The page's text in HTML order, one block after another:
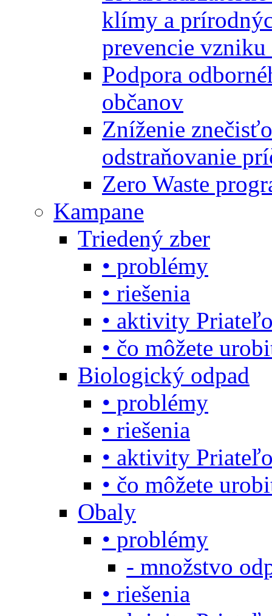
klímy a
prevencie vzniku
Podpora
občanov
Zníženie
odstraňovanie
Zero Waste
Kampane
Triedený zber
• problémy
• riešenia
• aktivity
• čo môžete
Biologický odpad
• problémy
• riešenia
• aktivity
• čo môžete
Obaly
• problémy
- množstvo
• riešenia